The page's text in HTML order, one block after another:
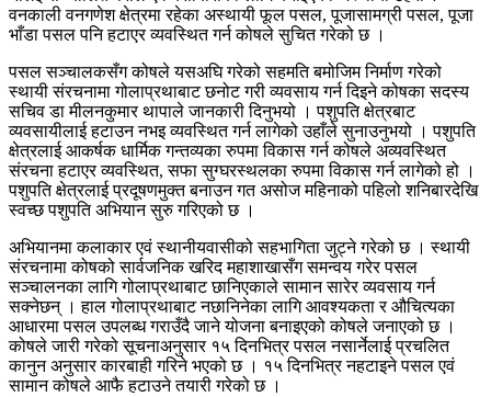
वनकाली वनगणेश क्षेत्रमा रहेका अस्थायी फूल पसल, पूजासामग्री पसल, पूजा
भाँडा पसल पनि हटाएर व्यवस्थित गर्न कोषले सुचित गरेको छ ।
पसल सञ्चालकसँग कोषले यसअघि गरेको सहमति बमोजिम निर्माण गरेको
स्थायी संरचनामा गोलाप्रथाबाट छनोट गरी व्यवसाय गर्न दिइने कोषका सदस्य
सचिव डा मीलनकुमार थापाले जानकारी दिनुभयो । पशुपति क्षेत्रबाट
व्यवसायीलाई हटाउन नभइ व्यवस्थित गर्न लागेको उहाँले सुनाउनुभयो । पशुपति
क्षेत्रलाई आकर्षक धार्मिक गन्तव्यका रुपमा विकास गर्न कोषले अव्यवस्थित
संरचना हटाएर व्यवस्थित, सफा सुग्घरस्थलका रुपमा विकास गर्न लागेको हो ।
पशुपति क्षेत्रलाई प्रदूषणमुक्त बनाउन गत असोज महिनाको पहिलो शनिबारदेखि
स्वच्छ पशुपति अभियान सुरु गरिएको छ ।
अभियानमा कलाकार एवं स्थानीयवासीको सहभागिता जुट्ने गरेको छ । स्थायी
संरचनामा कोषको सार्वजनिक खरिद महाशाखासँग समन्वय गरेर पसल
सञ्चालनका लागि गोलाप्रथाबाट छानिएकाले सामान सारेर व्यवसाय गर्न
सक्नेछन् । हाल गोलाप्रथाबाट नछानिनेका लागि आवश्यकता र औचित्यका
आधारमा पसल उपलब्ध गराउँदै जाने योजना बनाइएको कोषले जनाएको छ ।
कोषले जारी गरेको सूचनाअनुसार १५ दिनभित्र पसल नसार्नेलाई प्रचलित
कानुन अनुसार कारबाही गरिने भएको छ । १५ दिनभित्र नहटाइने पसल एवं
सामान कोषले आफै हटाउने तयारी गरेको छ ।